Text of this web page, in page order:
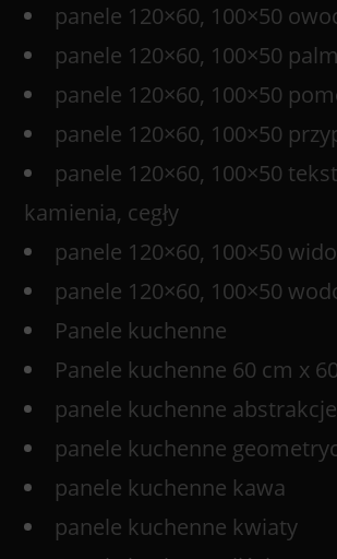
panele 120×60, 100×50
panele 120×60, 100×50
panele 120×60, 100×50
panele 120×60, 100×50
panele 120×60, 100×50
kamienia, cegły
panele 120×60, 100×50
panele 120×60, 100×50
Panele kuchenne
Panele kuchenne 60 cm x
panele kuchenne abstrakcje
panele kuchenne
panele kuchenne kawa
panele kuchenne kwiaty